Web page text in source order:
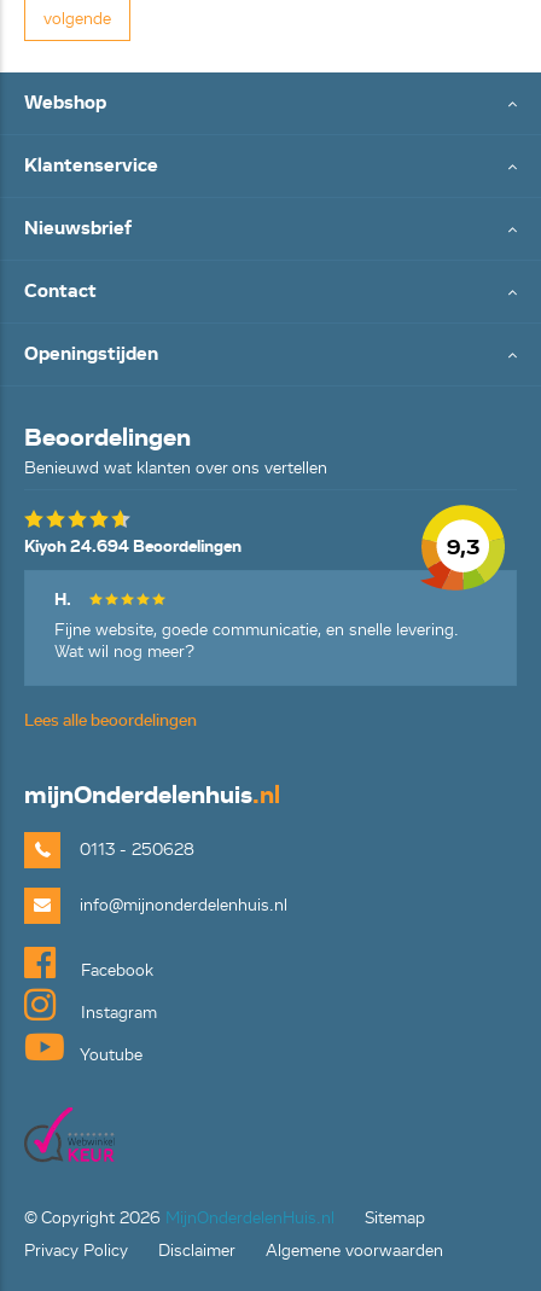
volgende
Webshop
Klantenservice
Nieuwsbrief
Contact
Openingstijden
Beoordelingen
Benieuwd wat klanten over ons vertellen
9,3
Kiyoh 24.694 Beoordelingen
H.
Fijne website, goede communicatie, en snelle levering.
Wat wil nog meer?
Lees alle beoordelingen
mijnOnderdelenhuis.nl
0113 - 250628
info@mijnonderdelenhuis.nl
Facebook
Instagram
Youtube
© Copyright 2026 MijnOnderdelenHuis.nl
Sitemap
Privacy Policy
Disclaimer Algemene voorwaarden